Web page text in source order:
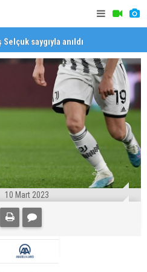
saygıyla anıldı
10 Mart 2023